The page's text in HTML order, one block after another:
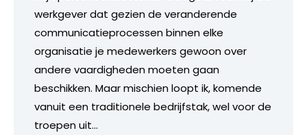
werkgever dat gezien de veranderende
communicatieprocessen binnen elke
organisatie je medewerkers gewoon over
andere vaardigheden moeten gaan
beschikken. Maar mischien loopt ik, komende
vanuit een traditionele bedrijfstak, wel voor de
troepen uit…